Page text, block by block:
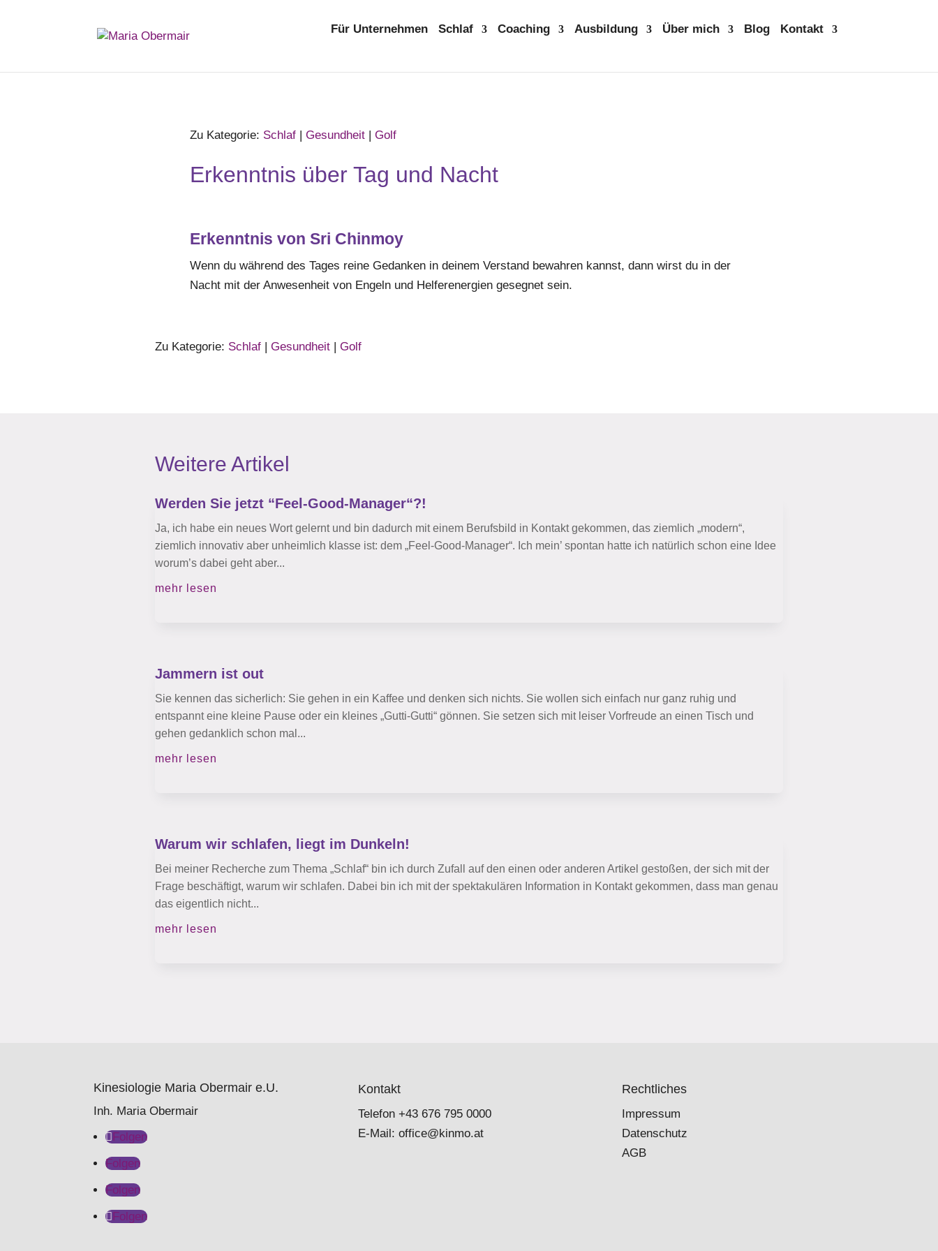
Für Unternehmen Schlaf Coaching Ausbildung Über mich Blog Kontakt
Zu Kategorie: Schlaf | Gesundheit | Golf
Erkenntnis über Tag und Nacht
Erkenntnis von Sri Chinmoy
Wenn du während des Tages reine Gedanken in deinem Verstand bewahren kannst, dann wirst du in der
Nacht mit der Anwesenheit von Engeln und Helferenergien gesegnet sein.
Zu Kategorie: Schlaf | Gesundheit | Golf
Weitere Artikel
Werden Sie jetzt “Feel-Good-Manager“?!
Ja, ich habe ein neues Wort gelernt und bin dadurch mit einem Berufsbild in Kontakt gekommen, das ziemlich „modern“,
ziemlich innovativ aber unheimlich klasse ist: dem „Feel-Good-Manager“. Ich mein’ spontan hatte ich natürlich schon eine Idee
worum’s dabei geht aber...
mehr lesen
Jammern ist out
Sie kennen das sicherlich: Sie gehen in ein Kaffee und denken sich nichts. Sie wollen sich einfach nur ganz ruhig und
entspannt eine kleine Pause oder ein kleines „Gutti-Gutti“ gönnen. Sie setzen sich mit leiser Vorfreude an einen Tisch und
gehen gedanklich schon mal...
mehr lesen
Warum wir schlafen, liegt im Dunkeln!
Bei meiner Recherche zum Thema „Schlaf“ bin ich durch Zufall auf den einen oder anderen Artikel gestoßen, der sich mit der
Frage beschäftigt, warum wir schlafen. Dabei bin ich mit der spektakulären Information in Kontakt gekommen, dass man genau
das eigentlich nicht...
mehr lesen
Kinesiologie Maria Obermair e.U.
Inh. Maria Obermair
Folgen
Folgen
Folgen
Folgen
Kontakt
Telefon +43 676 795 0000
E-Mail: office@kinmo.at
Rechtliches
Impressum
Datenschutz
AGB